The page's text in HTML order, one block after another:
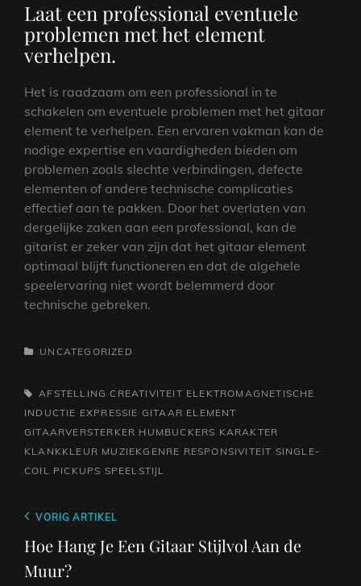
Laat een professional eventuele
problemen met het element
verhelpen.
Het is raadzaam om een professional in te
schakelen om eventuele problemen met het gitaar
element te verhelpen. Een ervaren vakman kan de
nodige expertise en vaardigheden bieden om
problemen zoals slechte verbindingen, defecte
elementen of andere technische complicaties
effectief aan te pakken. Door het overlaten van
dergelijke zaken aan een professional, kan de
gitarist er zeker van zijn dat het gitaar element
optimaal blijft functioneren en dat de algehele
speelervaring niet wordt belemmerd door
technische gebreken.
CATEGORIEËN
UNCATEGORIZED
TAGS,AFSTELLING CREATIVITEIT ELEKTROMAGNETISCHE
INDUCTIE EXPRESSIE GITAAR ELEMENT
GITAARVERSTERKER HUMBUCKERS KARAKTER
KLANKKLEUR MUZIEKGENRE RESPONSIVITEIT SINGLE-
COIL PICKUPS SPEELSTIJL
Berichtnavigatie
Vorig
bericht
VORIG ARTIKEL
Hoe Hang Je Een Gitaar Stijlvol Aan de
Muur?